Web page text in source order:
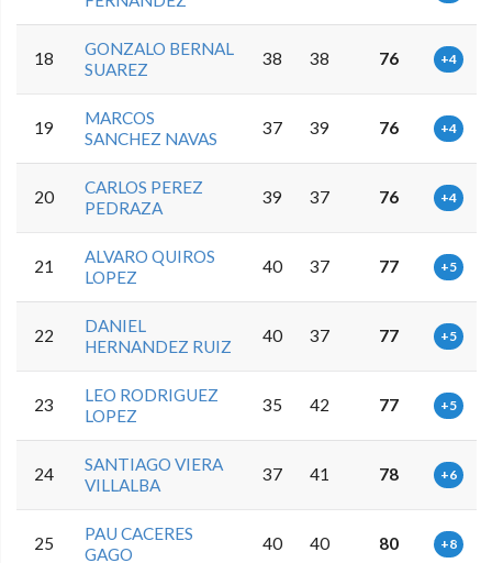
18
GONZALO BERNAL
SUAREZ
38 38 76 +4
19
MARCOS
SANCHEZ NAVAS
37 39 76 +4
20
CARLOS PEREZ
PEDRAZA
39 37 76 +4
21
ALVARO QUIROS
LOPEZ
40 37 77 +5
22
DANIEL
HERNANDEZ RUIZ
40 37 77 +5
23
LEO RODRIGUEZ
LOPEZ
35 42 77 +5
24
SANTIAGO VIERA
VILLALBA
37 41 78 +6
25
PAU CACERES
GAGO
40 40 80 +8